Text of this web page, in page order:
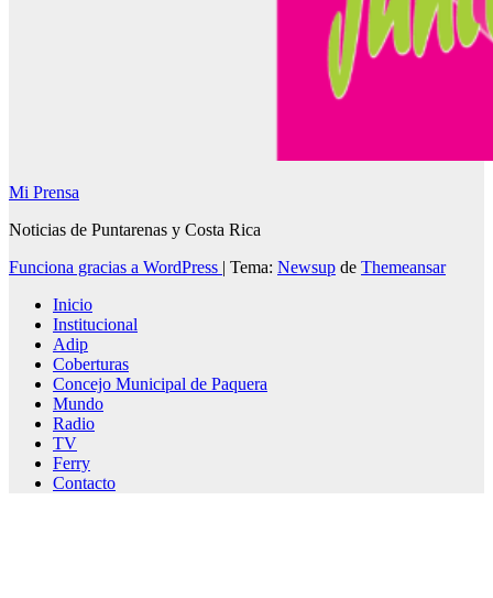
Mi Prensa
Noticias de Puntarenas y Costa Rica
Funciona gracias a WordPress | Tema: Newsup de Themeansar
Inicio
Institucional
Adip
Coberturas
Concejo Municipal de Paquera
Mundo
Radio
TV
Ferry
Contacto